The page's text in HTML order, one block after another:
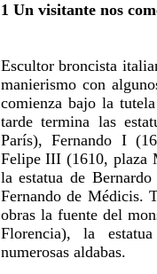
1 Un visitante nos
Escultor broncista
manierismo con
comienza bajo la
tarde termina las
París), Fernando I
Felipe III (1610, plaza
la estatua de
Fernando de Médicis.
obras la fuente del
Florencia), la
numerosas aldabas.